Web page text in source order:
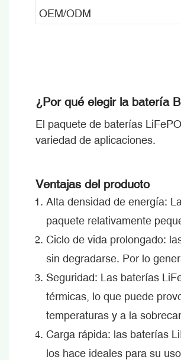
OEM/ODM
¿Por qué elegir la batería
El paquete de baterías
variedad de aplicaciones.
Ventajas del producto
Alta densidad de energía:
paquete relativamente
Ciclo de vida prolongado:
sin degradarse. Por lo
Seguridad: Las baterías
térmicas, lo que puede
temperaturas y a la
Carga rápida: las baterías
los hace ideales para su